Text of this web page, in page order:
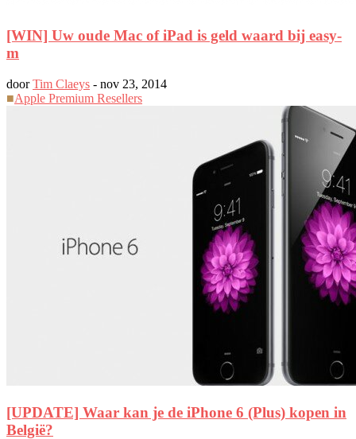
[WIN] Uw oude Mac of iPad is geld waard bij easy-
m
doorTim Claeys - nov 23, 2014
■Apple Premium Resellers
[UPDATE] Waar kan je de iPhone 6 (Plus) kopen in
België?